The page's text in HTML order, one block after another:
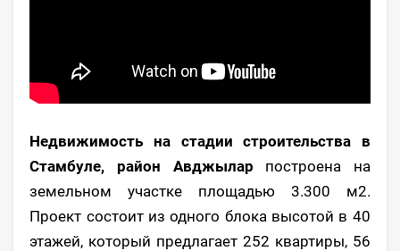
Недвижимость на стадии строительства в
Стамбуле, район Авджылар построена на
земельном участке площадью 3.300 м2.
Проект состоит из одного блока высотой в 40
этажей, который предлагает 252 квартиры, 56